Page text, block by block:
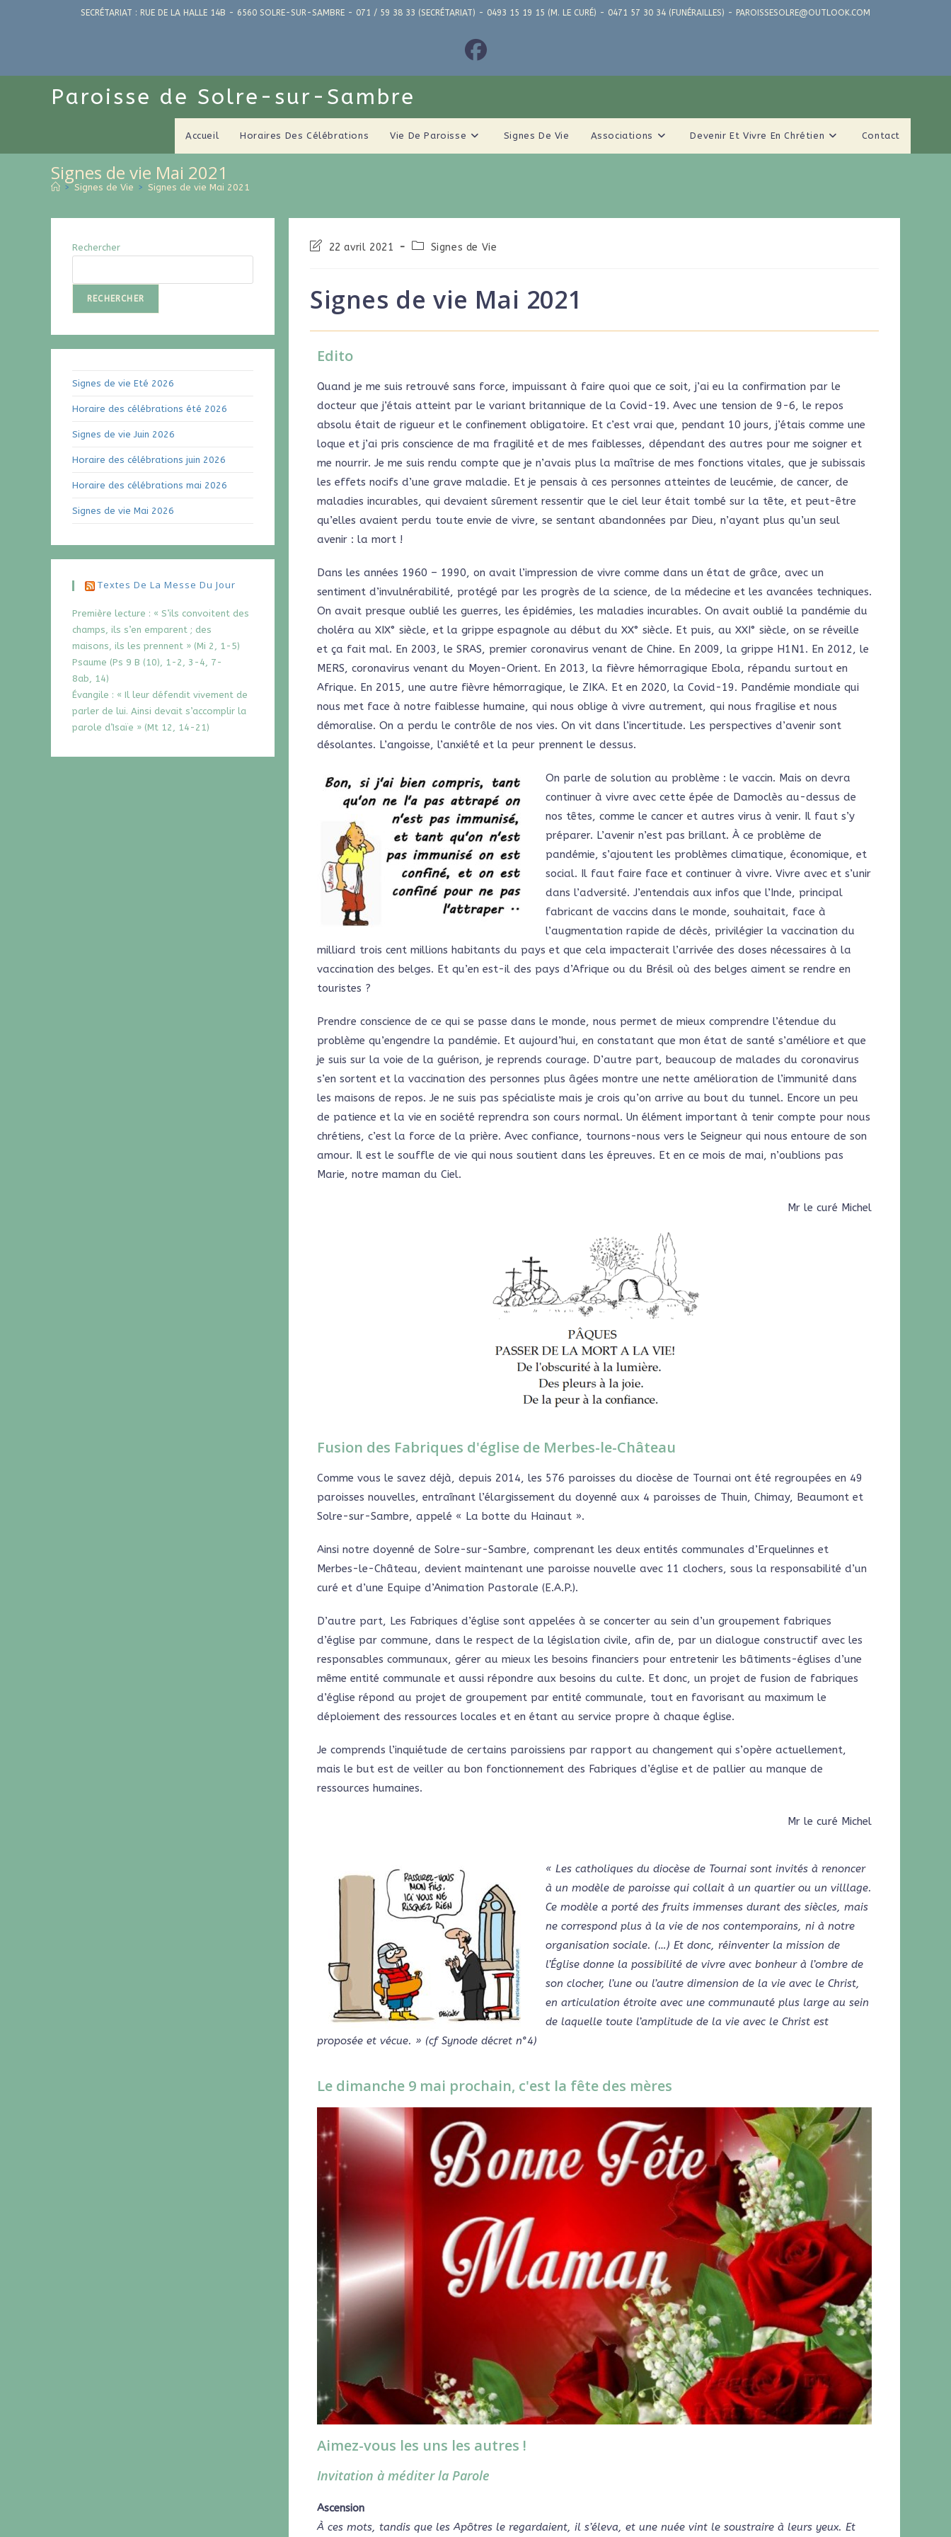
SECRÉTARIAT : RUE DE LA HALLE 14B - 6560 SOLRE-SUR-SAMBRE - 071 / 59 38 33 (SECRÉTARIAT) - 0493 15 19 15 (M. LE CURÉ) - 0471 57 30 34 (FUNÉRAILLES) - PAROISSESOLRE@OUTLOOK.COM
Paroisse de Solre-sur-Sambre
Accueil Horaires Des Célébrations Vie De Paroisse Signes De Vie Associations Devenir Et Vivre En Chrétien Contact
Signes de vie Mai 2021
> Signes de Vie > Signes de vie Mai 2021
22 avril 2021 Signes de Vie
Signes de vie Mai 2021
Edito
Quand je me suis retrouvé sans force, impuissant à faire quoi que ce soit, j’ai eu la confirmation par le
docteur que j’étais atteint par le variant britannique de la Covid-19. Avec une tension de 9-6, le repos
absolu était de rigueur et le confinement obligatoire. Et c’est vrai que, pendant 10 jours, j’étais comme une
loque et j’ai pris conscience de ma fragilité et de mes faiblesses, dépendant des autres pour me soigner et
me nourrir. Je me suis rendu compte que je n’avais plus la maîtrise de mes fonctions vitales, que je subissais
les effets nocifs d’une grave maladie. Et je pensais à ces personnes atteintes de leucémie, de cancer, de
maladies incurables, qui devaient sûrement ressentir que le ciel leur était tombé sur la tête, et peut-être
qu’elles avaient perdu toute envie de vivre, se sentant abandonnées par Dieu, n’ayant plus qu’un seul
avenir : la mort !
Dans les années 1960 – 1990, on avait l’impression de vivre comme dans un état de grâce, avec un
sentiment d’invulnérabilité, protégé par les progrès de la science, de la médecine et les avancées techniques.
On avait presque oublié les guerres, les épidémies, les maladies incurables. On avait oublié la pandémie du
choléra au XIX° siècle, et la grippe espagnole au début du XX° siècle. Et puis, au XXI° siècle, on se réveille
et ça fait mal. En 2003, le SRAS, premier coronavirus venant de Chine. En 2009, la grippe H1N1. En 2012, le
MERS, coronavirus venant du Moyen-Orient. En 2013, la fièvre hémorragique Ebola, répandu surtout en
Afrique. En 2015, une autre fièvre hémorragique, le ZIKA. Et en 2020, la Covid-19. Pandémie mondiale qui
nous met face à notre faiblesse humaine, qui nous oblige à vivre autrement, qui nous fragilise et nous
démoralise. On a perdu le contrôle de nos vies. On vit dans l’incertitude. Les perspectives d’avenir sont
désolantes. L’angoisse, l’anxiété et la peur prennent le dessus.
On parle de solution au problème : le vaccin. Mais on devra
continuer à vivre avec cette épée de Damoclès au-dessus de
nos têtes, comme le cancer et autres virus à venir. Il faut s’y
préparer. L’avenir n’est pas brillant. À ce problème de
pandémie, s’ajoutent les problèmes climatique, économique, et
social. Il faut faire face et continuer à vivre. Vivre avec et s’unir
dans l’adversité. J’entendais aux infos que l’Inde, principal
fabricant de vaccins dans le monde, souhaitait, face à
l’augmentation rapide de décès, privilégier la vaccination du
milliard trois cent millions habitants du pays et que cela impacterait l’arrivée des doses nécessaires à la
vaccination des belges. Et qu’en est-il des pays d’Afrique ou du Brésil où des belges aiment se rendre en
touristes ?
Prendre conscience de ce qui se passe dans le monde, nous permet de mieux comprendre l’étendue du
problème qu’engendre la pandémie. Et aujourd’hui, en constatant que mon état de santé s’améliore et que
je suis sur la voie de la guérison, je reprends courage. D’autre part, beaucoup de malades du coronavirus
s’en sortent et la vaccination des personnes plus âgées montre une nette amélioration de l’immunité dans
les maisons de repos. Je ne suis pas spécialiste mais je crois qu’on arrive au bout du tunnel. Encore un peu
de patience et la vie en société reprendra son cours normal. Un élément important à tenir compte pour nous
chrétiens, c’est la force de la prière. Avec confiance, tournons-nous vers le Seigneur qui nous entoure de son
amour. Il est le souffle de vie qui nous soutient dans les épreuves. Et en ce mois de mai, n’oublions pas
Marie, notre maman du Ciel.
Mr le curé Michel
Fusion des Fabriques d'église de Merbes-le-Château
Comme vous le savez déjà, depuis 2014, les 576 paroisses du diocèse de Tournai ont été regroupées en 49
paroisses nouvelles, entraînant l’élargissement du doyenné aux 4 paroisses de Thuin, Chimay, Beaumont et
Solre-sur-Sambre, appelé « La botte du Hainaut ».
Ainsi notre doyenné de Solre-sur-Sambre, comprenant les deux entités communales d’Erquelinnes et
Merbes-le-Château, devient maintenant une paroisse nouvelle avec 11 clochers, sous la responsabilité d’un
curé et d’une Equipe d’Animation Pastorale (E.A.P.).
D’autre part, Les Fabriques d’église sont appelées à se concerter au sein d’un groupement fabriques
d’église par commune, dans le respect de la législation civile, afin de, par un dialogue constructif avec les
responsables communaux, gérer au mieux les besoins financiers pour entretenir les bâtiments-églises d’une
même entité communale et aussi répondre aux besoins du culte. Et donc, un projet de fusion de fabriques
d’église répond au projet de groupement par entité communale, tout en favorisant au maximum le
déploiement des ressources locales et en étant au service propre à chaque église.
Je comprends l’inquiétude de certains paroissiens par rapport au changement qui s’opère actuellement,
mais le but est de veiller au bon fonctionnement des Fabriques d’église et de pallier au manque de
ressources humaines.
Mr le curé Michel
« Les catholiques du diocèse de Tournai sont invités à renoncer
à un modèle de paroisse qui collait à un quartier ou un villlage.
Ce modèle a porté des fruits immenses durant des siècles, mais
ne correspond plus à la vie de nos contemporains, ni à notre
organisation sociale. (…) Et donc, réinventer la mission de
l’Église donne la possibilité de vivre avec bonheur à l’ombre de
son clocher, l’une ou l’autre dimension de la vie avec le Christ,
en articulation étroite avec une communauté plus large au sein
de laquelle toute l’amplitude de la vie avec le Christ est
proposée et vécue. » (cf Synode décret n°4)
Le dimanche 9 mai prochain, c'est la fête des mères
Aimez-vous les uns les autres !
Invitation à méditer la Parole
Ascension
À ces mots, tandis que les Apôtres le regardaient, il s’éleva, et une nuée vint le soustraire à leurs yeux. Et
Rechercher
RECHERCHER
Signes de vie Eté 2026
Horaire des célébrations été 2026
Signes de vie Juin 2026
Horaire des célébrations juin 2026
Horaire des célébrations mai 2026
Signes de vie Mai 2026
Textes De La Messe Du Jour
Première lecture : « S’ils convoitent des
champs, ils s’en emparent ; des
maisons, ils les prennent » (Mi 2, 1-5)
Psaume (Ps 9 B (10), 1-2, 3-4, 7-
8ab, 14)
Évangile : « Il leur défendit vivement de
parler de lui. Ainsi devait s’accomplir la
parole d’Isaïe » (Mt 12, 14-21)